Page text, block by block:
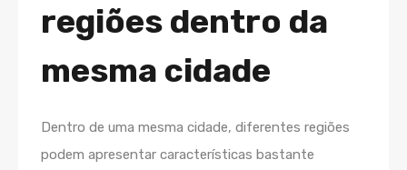
regiões dentro da
mesma cidade
Dentro de uma mesma cidade, diferentes regiões
podem apresentar características bastante